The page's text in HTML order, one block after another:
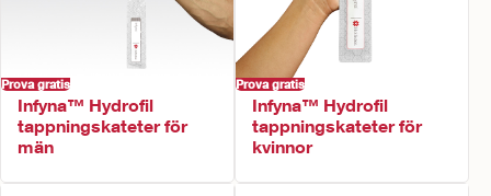
Prova gratis
Infyna™ Hydrofil
tappningskateter för
män
Prova gratis
Infyna™ Hydrofil
tappningskateter för
kvinnor